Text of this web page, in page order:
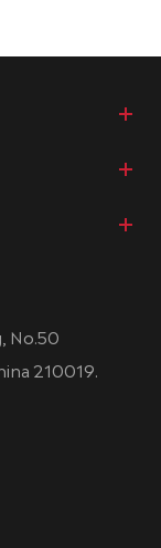
No.50
210019.